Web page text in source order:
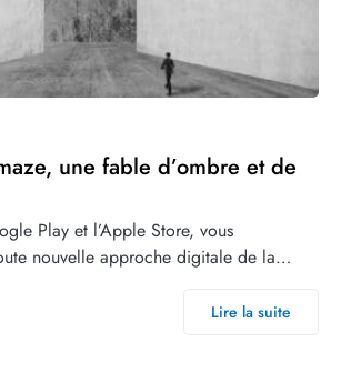
une fable d’ombre et de
Play et l’Apple Store, vous
nouvelle approche digitale de la…
Lire la suite